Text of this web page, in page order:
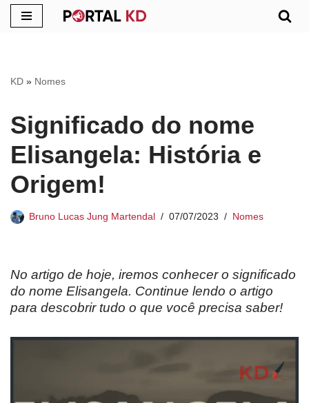
conteúdo
KD » Nomes
Significado do nome
Elisangela: História e
Origem!
Bruno Lucas Jung Martendal 07/07/2023 Nomes
No artigo de hoje, iremos conhecer o significado
do nome Elisangela. Continue lendo o artigo
para descobrir tudo o que você precisa saber!